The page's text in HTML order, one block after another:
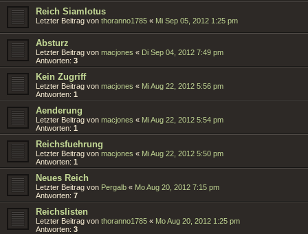
Reich Siamlotus
Letzter Beitrag von thoranno1785 « Mi Sep 05, 2012 1:25 pm
Absturz
Letzter Beitrag von macjones « Di Sep 04, 2012 7:49 pm
Antworten: 3
Kein Zugriff
Letzter Beitrag von macjones « Mi Aug 22, 2012 5:56 pm
Antworten: 1
Aenderung
Letzter Beitrag von macjones « Mi Aug 22, 2012 5:54 pm
Antworten: 1
Reichsfuehrung
Letzter Beitrag von macjones « Mi Aug 22, 2012 5:50 pm
Antworten: 1
Neues Reich
Letzter Beitrag von Pergalb « Mo Aug 20, 2012 7:15 pm
Antworten: 7
Reichslisten
Letzter Beitrag von thoranno1785 « Mo Aug 20, 2012 1:25 pm
Antworten: 3